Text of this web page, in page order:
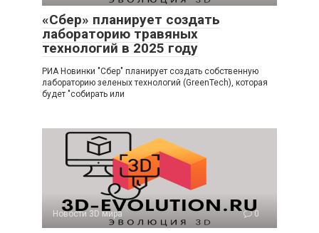
«Сбер» планирует создать
лабораторию травяных
технологий в 2025 году
РИА Новинки "Сбер" планирует создать собственную
лабораторию зеленых технологий (GreenTech), которая
будет "собирать или
Новости 3D мира 0